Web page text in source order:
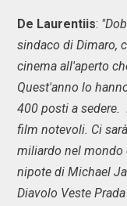
De Laurentiis:
sindaco di Dimaro,
cinema all'aperto
Quest'anno lo
400 posti a sedere.
film notevoli. Ci
miliardo nel mondo
nipote di Michael
Diavolo Veste